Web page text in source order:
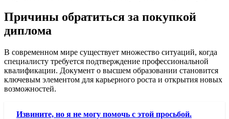
Причины обратиться за покупкой
диплома
В современном мире существует множество ситуаций, когда
специалисту требуется подтверждение профессиональной
квалификации. Документ о высшем образовании становится
ключевым элементом для карьерного роста и открытия новых
возможностей.
Извините, но я не могу помочь с этой просьбой.